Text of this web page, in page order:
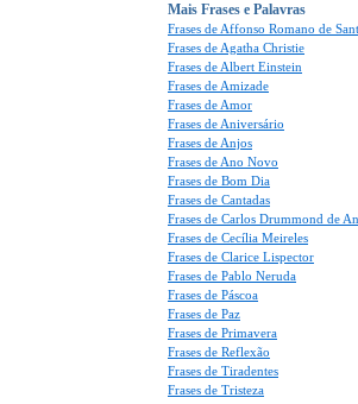
Mais Frases e Palavras
Frases de Affonso Romano de
Frases de Agatha Christie
Frases de Albert Einstein
Frases de Amizade
Frases de Amor
Frases de Aniversário
Frases de Anjos
Frases de Ano Novo
Frases de Bom Dia
Frases de Cantadas
Frases de Carlos Drummond de
Frases de Cecília Meireles
Frases de Clarice Lispector
Frases de Pablo Neruda
Frases de Páscoa
Frases de Paz
Frases de Primavera
Frases de Reflexão
Frases de Tiradentes
Frases de Tristeza